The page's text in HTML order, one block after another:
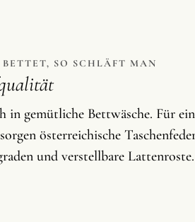
SO SCHLÄFT MAN
in gemütliche Bettwäsche. Für
österreichische
und verstellbare Lattenroste.